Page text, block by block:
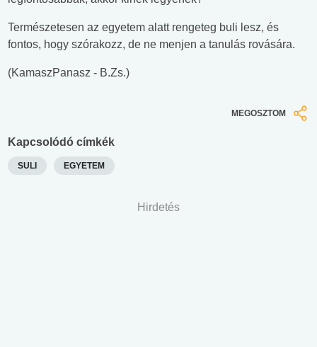
Természetesen az egyetem alatt rengeteg buli lesz, és
fontos, hogy szórakozz, de ne menjen a tanulás rovására.
(KamaszPanasz - B.Zs.)
MEGOSZTOM
Kapcsolódó címkék
SULI EGYETEM
Hirdetés